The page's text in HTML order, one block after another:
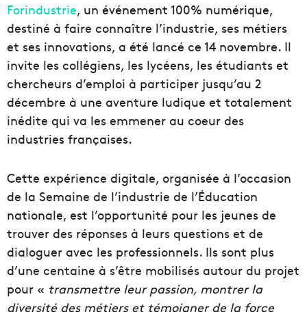
Forindustrie, un événement 100% numérique,
destiné à faire connaître l’industrie, ses métiers
et ses innovations, a été lancé ce 14 novembre. Il
invite les collégiens, les lycéens, les étudiants et
chercheurs d’emploi à participer jusqu’au 2
décembre à une aventure ludique et totalement
inédite qui va les emmener au coeur des
industries françaises.
Cette expérience digitale, organisée à l’occasion
de la Semaine de l’industrie de l’Éducation
nationale, est l’opportunité pour les jeunes de
trouver des réponses à leurs questions et de
dialoguer avec les professionnels. Ils sont plus
d’une centaine à s’être mobilisés autour du projet
pour « transmettre leur passion, montrer la
diversité des métiers et témoigner de la force